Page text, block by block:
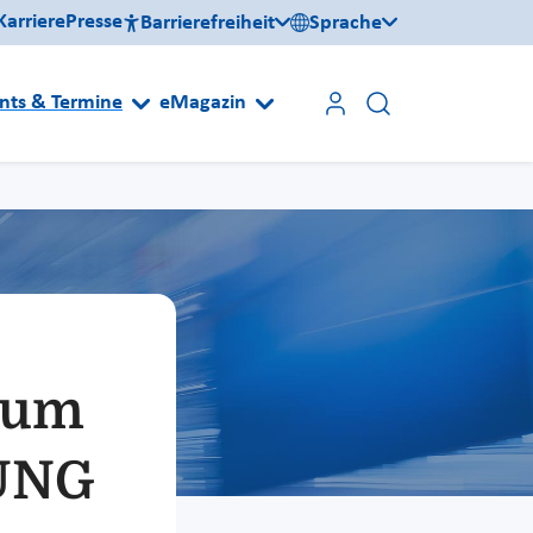
Presse Barrierefreiheit Sprache
& Termine eMagazin